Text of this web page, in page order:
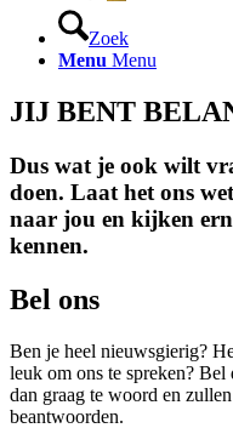
Zoek
Menu Menu
JIJ BENT
Dus wat je ook wilt
doen. Laat het ons
naar jou en kijken
kennen.
Bel ons
Ben je heel nieuwsgierig?
leuk om ons te spreken? Bel
dan graag te woord en
beantwoorden.